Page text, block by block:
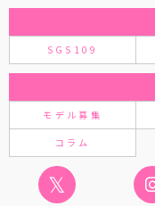
SGS109
モデル募集
コラム
𝕏